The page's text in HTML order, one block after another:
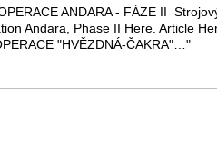
ANDARA - FÁZE II
Andara, Phase II Here. Article
"HVĚZDNÁ-ČAKRA"…"